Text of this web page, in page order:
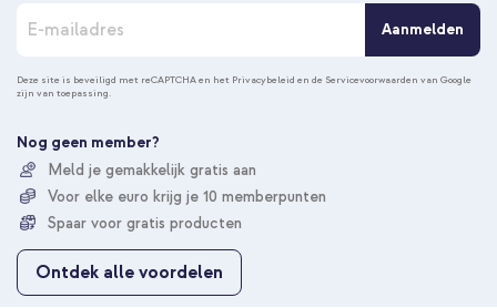
n
n
e
u
o
p
z
Aanmelden
Deze site is beveiligd met reCAPTCHA en het Privacybeleid en de Servicevoorwaarden van Google
zijn van toepassing.
Nog geen member?
Meld je gemakkelijk gratis aan
Voor elke euro krijg je 10 memberpunten
Spaar voor gratis producten
Ontdek alle voordelen